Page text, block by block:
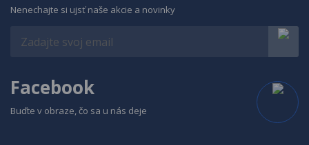
Nenechajte si ujsť naše akcie a novinky
Facebook
Buďte v obraze, čo sa u nás deje